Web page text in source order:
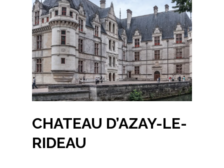
CHATEAU D’AZAY-LE-
RIDEAU